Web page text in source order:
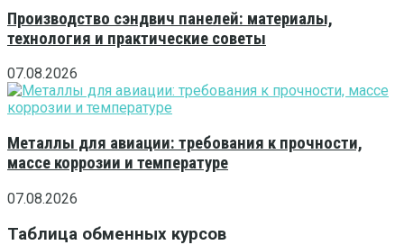
Производство сэндвич панелей: материалы,
технология и практические советы
07.08.2026
Металлы для авиации: требования к прочности,
массе коррозии и температуре
07.08.2026
Таблица обменных курсов